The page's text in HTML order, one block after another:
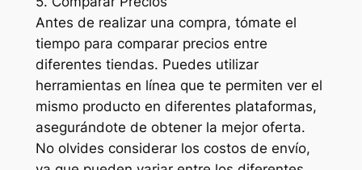
Antes de realizar una compra, tómate el
tiempo para comparar precios entre
diferentes tiendas. Puedes utilizar
herramientas en línea que te permiten ver el
mismo producto en diferentes plataformas,
asegurándote de obtener la mejor oferta.
No olvides considerar los costos de envío,